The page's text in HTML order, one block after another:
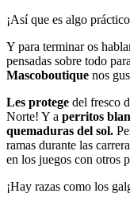
¡Así que es algo
Y para terminar os
pensadas sobre todo
Mascoboutique nos
Les protege del fresco
Norte! Y a perritos
quemaduras del sol.
ramas durante las
en los juegos con otros
¡Hay razas como los